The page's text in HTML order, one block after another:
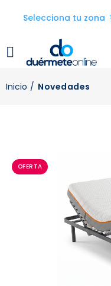
Selecciona tu zona
Inicio Novedades
OFERTA